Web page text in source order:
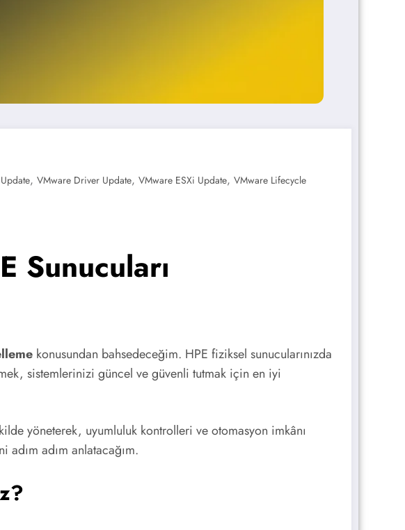
, VMware Driver Update, VMware ESXi Update, VMware Lifecycle
Sunucuları
konusundan bahsedeceğim. HPE fiziksel sunucularınızda
sistemlerinizi güncel ve güvenli tutmak için en iyi
yöneterek, uyumluluk kontrolleri ve otomasyon imkânı
adım anlatacağım.